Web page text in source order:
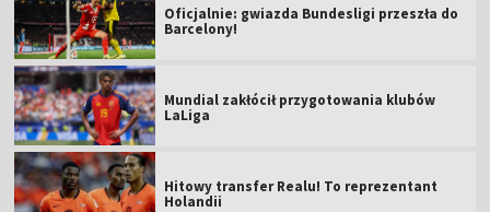
Oficjalnie: gwiazda Bundesligi przeszła do
Barcelony!
Mundial zakłócił przygotowania klubów
LaLiga
Hitowy transfer Realu! To reprezentant
Holandii